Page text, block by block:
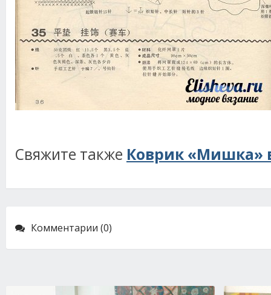
Свяжите также Коврик
Комментарии (0)